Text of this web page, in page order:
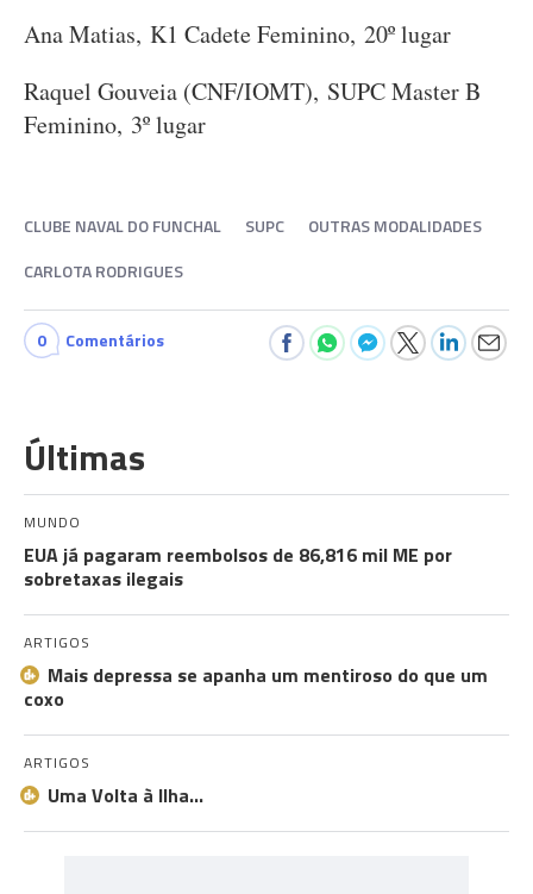
Ana Matias, K1 Cadete Feminino, 20º lugar
Raquel Gouveia (CNF/IOMT), SUPC Master B
Feminino, 3º lugar
CLUBE NAVAL DO FUNCHAL SUPC
OUTRAS MODALIDADES
CARLOTA RODRIGUES
0 Comentários
Últimas
MUNDO
EUA já pagaram reembolsos de 86,816 mil ME por
sobretaxas ilegais
ARTIGOS
Mais depressa se apanha um mentiroso do que um
coxo
ARTIGOS
Uma Volta à Ilha…